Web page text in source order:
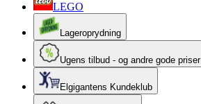
LEGO
Lageroprydning
Ugens tilbud - og andre gode priser
Elgigantens Kundeklub